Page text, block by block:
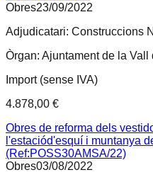
Obres23/09/2022
Adjudicatari: Construccions
Òrgan: Ajuntament de la Vall
Import (sense IVA)
4.878,00 €
Obres de reforma dels
l'estaciód'esquí i muntanya
(Ref:POSS30AMSA/22)
Obres03/08/2022